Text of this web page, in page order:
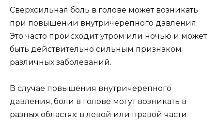
Сверхсильная боль в голове может возникать
при повышении внутричерепного давления.
Это часто происходит утром или ночью и может
быть действительно сильным признаком
различных заболеваний.
В случае повышения внутричерепного
давления, боли в голове могут возникать в
разных областях: в левой или правой части